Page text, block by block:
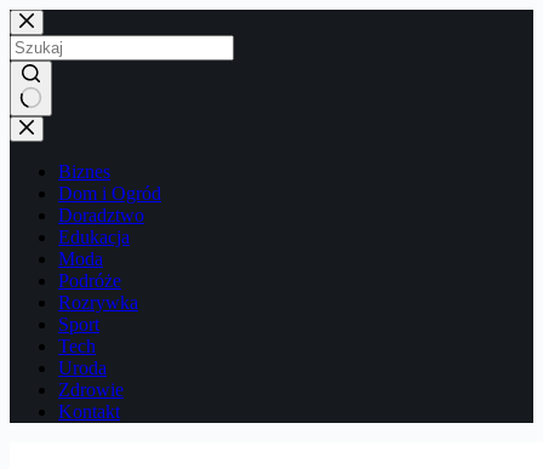
Przejdź
do
treści
Brak
wyników
Biznes
Dom i Ogród
Doradztwo
Edukacja
Moda
Podróże
Rozrywka
Sport
Tech
Uroda
Zdrowie
Kontakt